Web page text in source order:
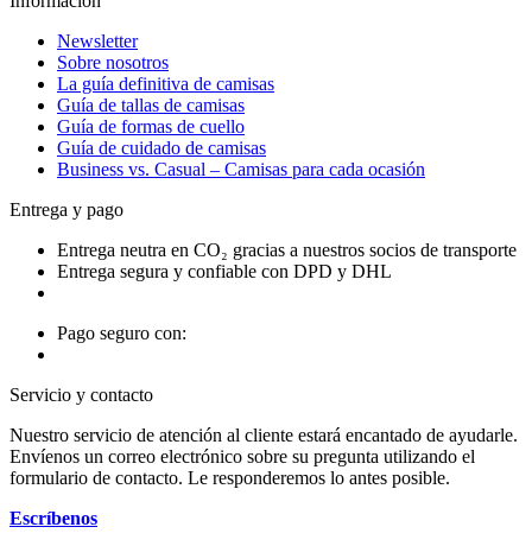
Newsletter
Sobre nosotros
La guía definitiva de camisas
Guía de tallas de camisas
Guía de formas de cuello
Guía de cuidado de camisas
Business vs. Casual – Camisas para cada ocasión
Entrega y pago
Entrega neutra en CO₂ gracias a nuestros socios de transporte
Entrega segura y confiable con DPD y DHL
Pago seguro con:
Servicio y contacto
Nuestro servicio de atención al cliente estará encantado de ayudarle.
Envíenos un correo electrónico sobre su pregunta utilizando el
formulario de contacto. Le responderemos lo antes posible.
Escríbenos